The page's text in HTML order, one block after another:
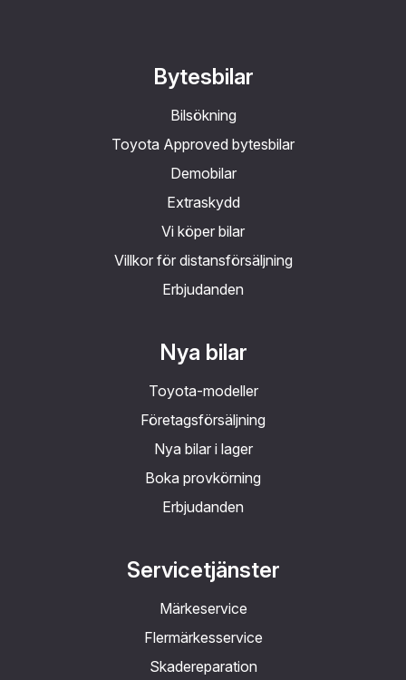
Bytesbilar
Bilsökning
Toyota Approved bytesbilar
Demobilar
Extraskydd
Vi köper bilar
Villkor för distansförsäljning
Erbjudanden
Nya bilar
Toyota-modeller
Företagsförsäljning
Nya bilar i lager
Boka provkörning
Erbjudanden
Servicetjänster
Märkeservice
Flermärkesservice
Skadereparation